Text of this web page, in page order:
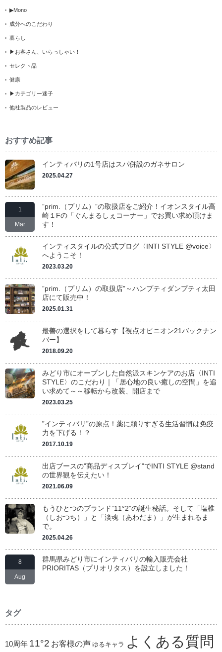
▶Mono
成分へのこだわり
暮らし
▶お客さん、いらっしゃい！
セレクト品
健康
▶カテゴリー迷子
他社製品のレビュー
おすすめ記事
インティバリの1号店はスパ併設のガネサロン
2025.04.27
1
Mar
”prim.（プリム）”の取扱店をご紹介！イオンスタイル高
崎１Fの「ぐんまるしぇコーナー」でお買い求め頂けま
す！
インティスタイルの公式ブログ〈INTI STYLE @voice〉
へようこそ！
2023.03.20
”prim.（プリム）の取扱店”～ハンプティダンプティ太田
店にて販売中！
2025.01.31
最善の選択をして暮らす【視点オピニオン21バックナン
バー】
2018.09.20
みどり市にオープンした自然派スキンケアのお店〈INTI
STYLE〉のこだわり｜「居心地の良い癒しの空間」を追
い求めて～～移転から改装、開店まで
2023.03.25
”インティバリ”の原点！薬に頼りすぎる生活習慣は免疫
力を下げる！？
2017.10.19
出店ブースの”商品ディスプレイ”でINTI STYLE @stand
の世界観を伝えたい！
2021.06.09
もうひとつのブランド”11°2”の誕生秘話。そして「塩椎
（しおつち）」と「淡魂（あわだま）」が生まれるま
で。
2025.04.26
8
Aug
群馬県みどり市にインティバリの輸入販売会社
PRIORITAS（プリオリタス）を設立しました！
タグ
10周年 11°2 お客様の声 ゆるキャラ よくある質問